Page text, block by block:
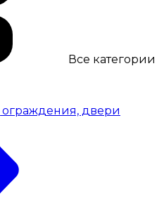
Все категории
двери